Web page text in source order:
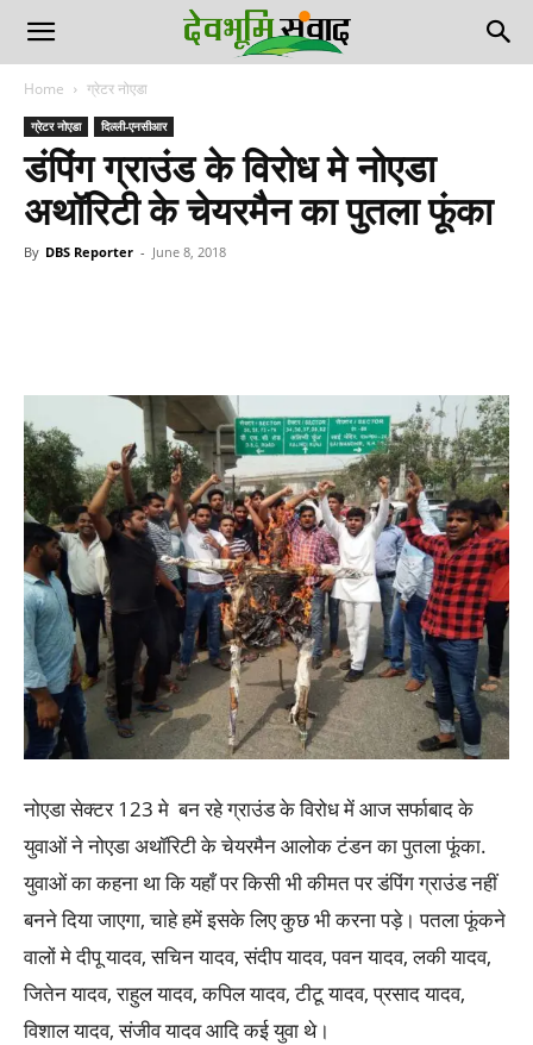
Home ग्रेटर नोएडा
ग्रेटर नोएडा दिल्ली-एनसीआर
डंपिंग ग्राउंड के विरोध मे नोएडा
अथॉरिटी के चेयरमैन का पुतला फूंका
By DBS Reporter - June 8, 2018
नोएडा सेक्टर 123 मे बन रहे ग्राउंड के विरोध में आज सर्फाबाद के
युवाओं ने नोएडा अथॉरिटी के चेयरमैन आलोक टंडन का पुतला फूंका.
युवाओं का कहना था कि यहाँ पर किसी भी कीमत पर डंपिंग ग्राउंड नहीं
बनने दिया जाएगा, चाहे हमें इसके लिए कुछ भी करना पड़े। पतला फूंकने
वालों मे दीपू यादव, सचिन यादव, संदीप यादव, पवन यादव, लकी यादव,
जितेन यादव, राहुल यादव, कपिल यादव, टीटू यादव, प्रसाद यादव,
विशाल यादव, संजीव यादव आदि कई युवा थे।